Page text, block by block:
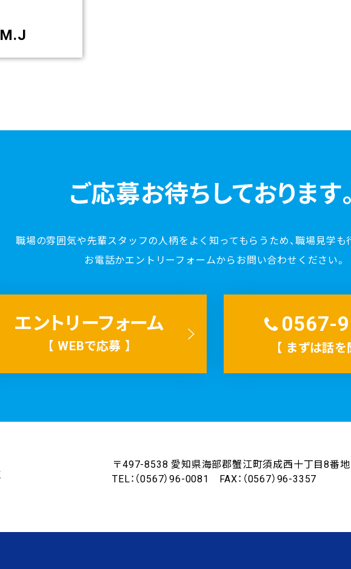
M.J
ご応募お待ちしております。
職場の雰囲気や先輩スタッフの人柄をよく知ってもらうため、職場見学も
お電話かエントリーフォームからお問い合わせください。
エントリーフォーム
【WEBで応募 】
0567-
【 まずは話を
ク
〒497-8538 愛知県海部郡蟹江町須成西十丁目8番地
TEL：（0567）96-0081 FAX：（0567）96-3357